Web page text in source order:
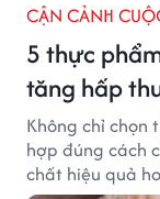
CẬN CẢNH
5 thực
tăng hấp
Không chỉ chọn
hợp đúng cách
chất hiệu quả